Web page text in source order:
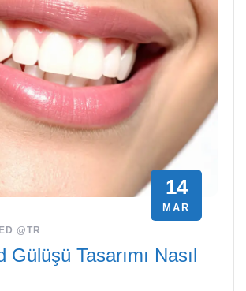
14
MAR
@TR
Gülüşü Tasarımı Nasıl